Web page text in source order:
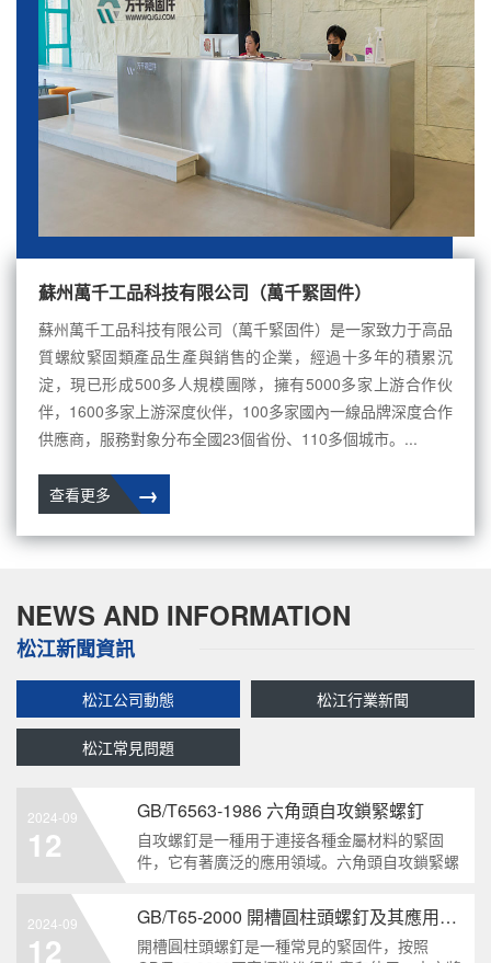
蘇州萬千工品科技有限公司（萬千緊固件）
蘇州萬千工品科技有限公司（萬千緊固件）是一家致力于高品
質螺紋緊固類產品生產與銷售的企業，經過十多年的積累沉
淀，現已形成500多人規模團隊，擁有5000多家上游合作伙
伴，1600多家上游深度伙伴，100多家國內一線品牌深度合作
供應商，服務對象分布全國23個省份、110多個城市。...
→
查看更多
NEWS AND INFORMATION
松江新聞資訊
松江公司動態 松江行業新聞
松江常見問題
2024-09
12
GB/T6563-1986 六角頭自攻鎖緊螺釘
自攻螺釘是一種用于連接各種金屬材料的緊固
件，它有著廣泛的應用領域。六角頭自攻鎖緊螺
標準。本文將深度分析這種螺釘的特點、應用以
及制造要求等相關知識點，為讀者提供全面的了
解。1. 六角頭自
2024-09
12
GB/T65-2000 開槽圓柱頭螺釘及其應用領域
開槽圓柱頭螺釘是一種常見的緊固件，按照